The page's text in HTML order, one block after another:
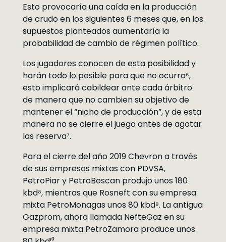
Esto provocaría una caída en la producción
de crudo en los siguientes 6 meses que, en los
supuestos planteados aumentaría la
probabilidad de cambio de régimen polìtico.
Los jugadores conocen de esta posibilidad y
harán todo lo posible para que no ocurra⁶,
esto implicará cabildear ante cada árbitro
de manera que no cambien su objetivo de
mantener el “nicho de producción”, y de esta
manera no se cierre el juego antes de agotar
las reserva⁷.
Para el cierre del año 2019 Chevron a través
de sus empresas mixtas con PDVSA,
PetroPiar y PetroBoscan produjo unos 180
kbd⁸, mientras que Rosneft con su empresa
mixta PetroMonagas unos 80 kbd⁹. La antigua
Gazprom, ahora llamada NefteGaz en su
empresa mixta PetroZamora produce unos